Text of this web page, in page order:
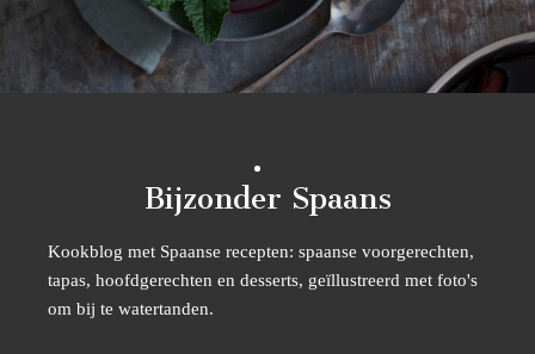
Bijzonder Spaans
Kookblog met Spaanse recepten: spaanse voorgerechten,
tapas, hoofdgerechten en desserts, geïllustreerd met foto's
om bij te watertanden.